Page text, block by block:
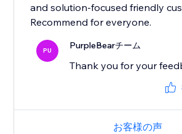
and solution-focused friendly
Recommend for everyone.
PU PurpleBearチーム
Thank you for your
お客様の声